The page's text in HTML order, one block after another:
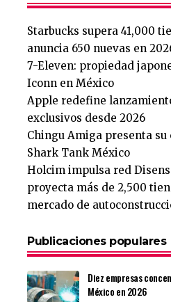
Starbucks supera 41,000
anuncia 650 nuevas en
7-Eleven: propiedad
Iconn en México
Apple redefine
exclusivos desde 2026
Chingu Amiga presenta
Shark Tank México
Holcim impulsa red
proyecta más de 2,500
mercado de
Publicaciones populares
Diez empresas
México en 2026